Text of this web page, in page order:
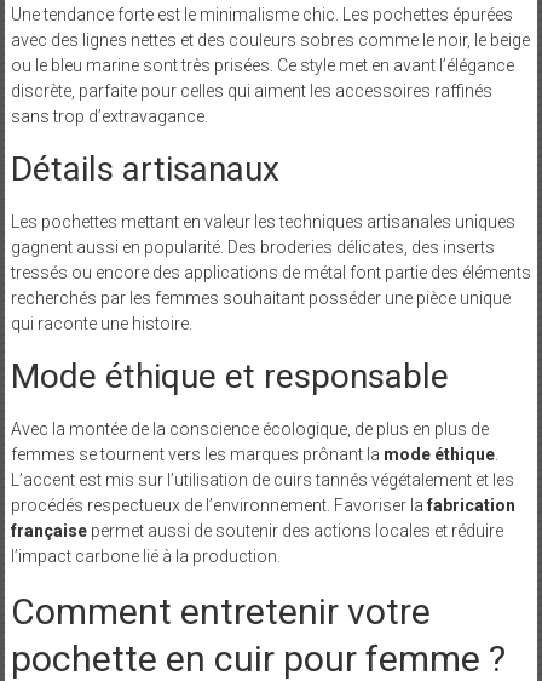
Une tendance forte est le minimalisme chic. Les pochettes épurées
avec des lignes nettes et des couleurs sobres comme le noir, le beige
ou le bleu marine sont très prisées. Ce style met en avant l’élégance
discrète, parfaite pour celles qui aiment les accessoires raffinés
sans trop d’extravagance.
Détails artisanaux
Les pochettes mettant en valeur les techniques artisanales uniques
gagnent aussi en popularité. Des broderies délicates, des inserts
tressés ou encore des applications de métal font partie des éléments
recherchés par les femmes souhaitant posséder une pièce unique
qui raconte une histoire.
Mode éthique et responsable
Avec la montée de la conscience écologique, de plus en plus de
femmes se tournent vers les marques prônant la mode éthique.
L’accent est mis sur l’utilisation de cuirs tannés végétalement et les
procédés respectueux de l’environnement. Favoriser la fabrication
françaisepermet aussi de soutenir des actions locales et réduire
l’impact carbone lié à la production.
Comment entretenir votre
pochette en cuir pour femme ?